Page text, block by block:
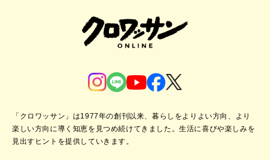
「クロワッサン」は1977年の創刊以来、暮らしをよりよい方向、より
楽しい方向に導く知恵を見つめ続けてきました。生活に喜びや楽しみを
見出すヒントを提供していきます。